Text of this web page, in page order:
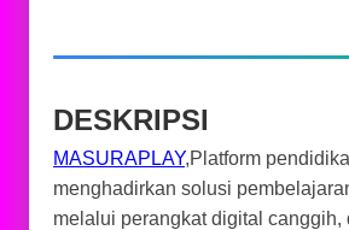
DESKRIPSI
MASURAPLAY,Platform
menghadirkan solusi
melalui perangkat digital canggih,